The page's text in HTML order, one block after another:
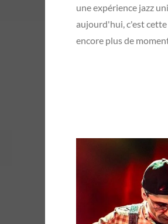
une expérience jazz
aujourd'hui, c'est
encore plus de